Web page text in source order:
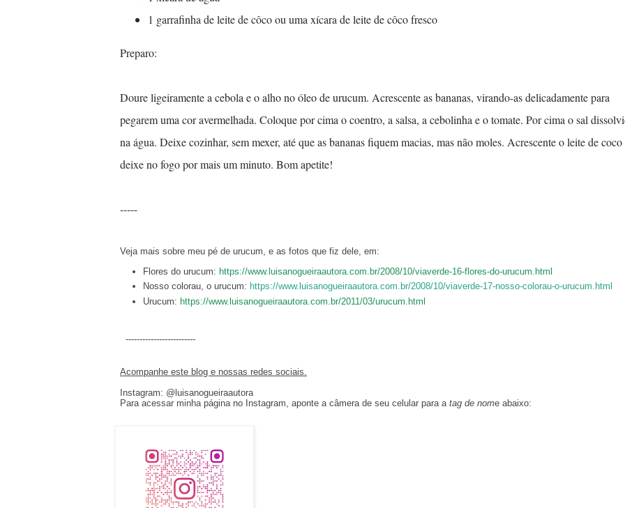
1 garrafinha de leite de côco ou uma xícara de leite de côco fresco
Preparo:
Doure ligeiramente a cebola e o alho no óleo de urucum. Acrescente as bananas, virando-as delicadamente para
pegarem uma cor avermelhada. Coloque por cima o coentro, a salsa, a cebolinha e o tomate. Por cima o sal
na água. Deixe cozinhar, sem mexer, até que as bananas fiquem macias, mas não moles. Acrescente o leite de coco
deixe no fogo por mais um minuto. Bom apetite!
-----
Veja mais sobre meu pé de urucum, e as fotos que fiz dele, em:
Flores do urucum: https://www.luisanogueiraautora.com.br/2008/10/viaverde-16-flores-do-urucum.html
Nosso colorau, o urucum: https://www.luisanogueiraautora.com.br/2008/10/viaverde-17-nosso-colorau-o-urucum.html
Urucum: https://www.luisanogueiraautora.com.br/2011/03/urucum.html
-------------------------
Acompanhe este blog e nossas redes sociais.
Instagram: @luisanogueiraautora
Para acessar minha página no Instagram, aponte a câmera de seu celular para a tag de nome abaixo: